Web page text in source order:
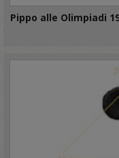
Pippo alle Olimpiadi